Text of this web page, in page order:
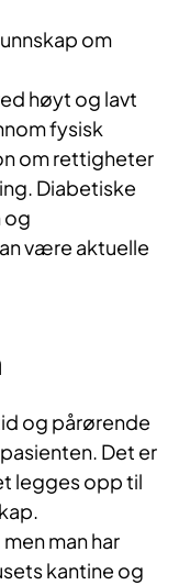
om
høyt og lavt
fysisk
om rettigheter
Diabetiske
og
være aktuelle
og pårørende
Det er
legges opp til
man har
kantine og